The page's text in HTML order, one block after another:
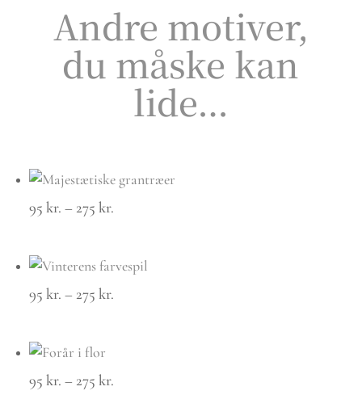
Andre motiver,
du måske kan
lide…
95kr. – 275kr.
275 kr.
95kr. – 275kr.
95kr. – 275kr.